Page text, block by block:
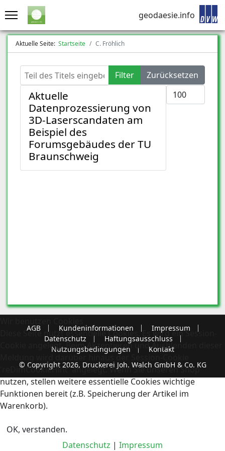
geodaesie.info
Aktuelle Seite: Startseite C. Fröhlich
Teil des Titels eingeben Filter
Zurücksetzen
Anzeige #
Aktuelle
Datenprozessierung von
3D-Laserscandaten am
Beispiel des
Forumsgebäudes der TU
Braunschweig
AGB Kundeninformationen
Impressum
Datenschutz
Haftungsausschluss
Nutzungsbedingungen
Kontakt
© Copyright 2026, Druckerei Joh. Walch GmbH & Co. KG
Diese Seite nutzt essentielle Cookies. Es wird ein Session-
Cookie angelegt. Beim Akzeptieren und Ausblenden dieser
Meldung wird darüber hinaus der Session-Cookie
'reDimCookieHint' angelegt. Wenn Sie unseren Shop
nutzen, stellen weitere essentielle Cookies wichtige
Funktionen bereit (z.B. Speicherung der Artikel im
Warenkorb).
OK, verstanden.
Datenschutz | Impressum